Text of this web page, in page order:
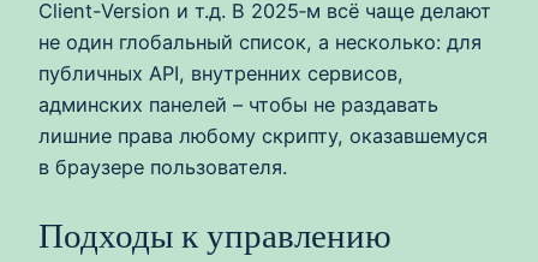
Client-Version и т.д. В 2025‑м всё чаще делают
не один глобальный список, а несколько: для
публичных API, внутренних сервисов,
админских панелей – чтобы не раздавать
лишние права любому скрипту, оказавшемуся
в браузере пользователя.
Подходы к управлению